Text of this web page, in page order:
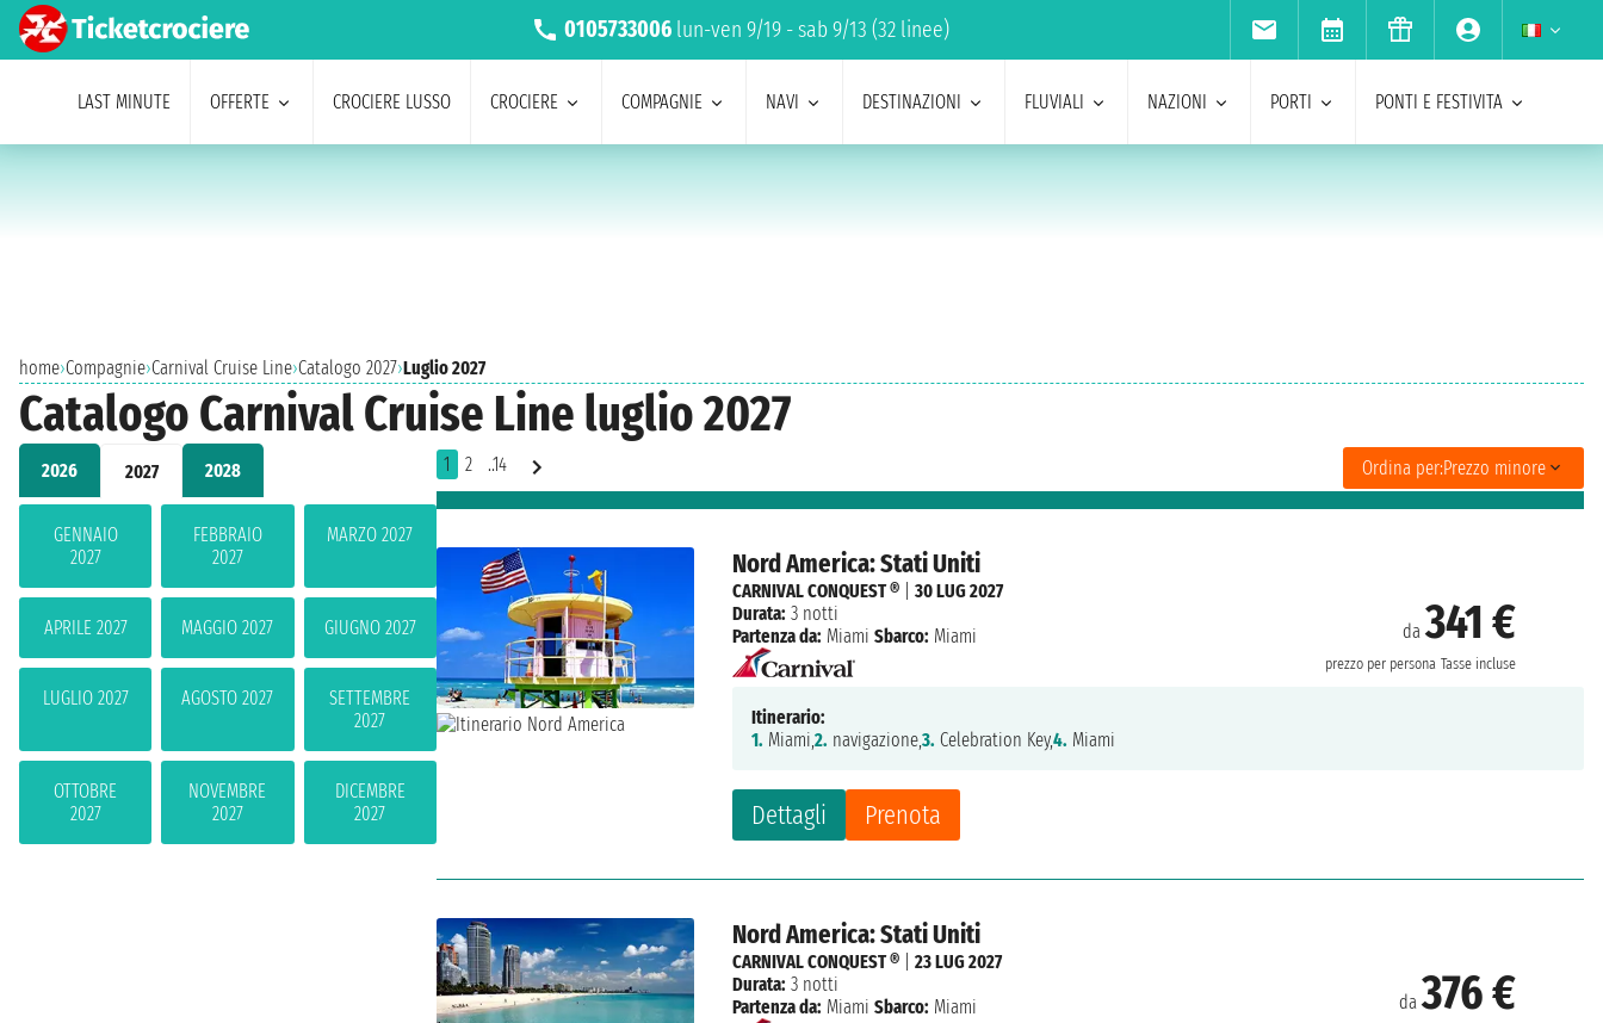
0105733006 lun-ven 9/19 - sab 9/13 (32 linee)
LAST MINUTE OFFERTE CROCIERE LUSSO CROCIERE COMPAGNIE NAVI DESTINAZIONI FLUVIALI NAZIONI PORTI PONTI E FESTIVITA
home›Compagnie›Carnival Cruise Line›Catalogo 2027›Luglio 2027
Catalogo Carnival Cruise Line luglio 2027
2026 2027 2028
GENNAIO
2027
FEBBRAIO
2027
MARZO 2027
APRILE 2027 MAGGIO 2027 GIUGNO 2027
LUGLIO 2027 AGOSTO 2027
SETTEMBRE
2027
OTTOBRE
2027
NOVEMBRE
2027
DICEMBRE
2027
1 2 ..14 Ordina per:Prezzo minore
Nord America: Stati Uniti
da341 €
prezzo per persona Tasse incluse
Dettagli Prenota
CARNIVAL CONQUEST ® |30 LUG 2027
Durata: 3 notti
Partenza da: Miami Sbarco: Miami
Itinerario:
1. Miami,2. navigazione,3. Celebration Key,4. Miami
Nord America: Stati Uniti
da376 €
CARNIVAL CONQUEST ® |23 LUG 2027
Durata: 3 notti
Partenza da: Miami Sbarco: Miami